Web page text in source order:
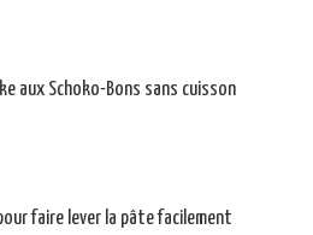
aux Schoko-Bons sans cuisson
faire lever la pâte facilement